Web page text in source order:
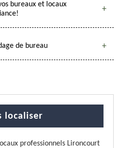
bureaux et locaux
de bureau
localiser
professionnels Lironcourt